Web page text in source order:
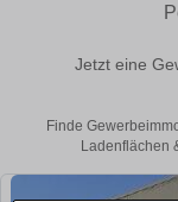
Jetzt eine
Finde
Ladenflächen